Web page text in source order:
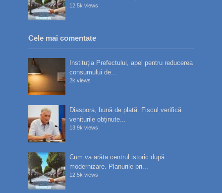
12.5k views
Cele mai comentate
Instituția Prefectului, apel pentru reducerea
consumului de...
2k views
Diaspora, bună de plată. Fiscul verifică
veniturile obținute...
13.9k views
Cum va arăta centrul istoric după
modernizare. Planurile pri...
12.5k views